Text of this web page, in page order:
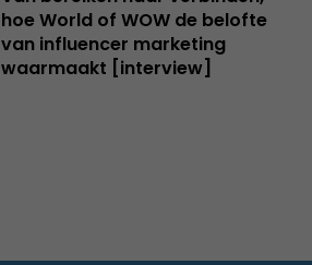
hoe World of WOW de belofte
van influencer marketing
waarmaakt [interview]